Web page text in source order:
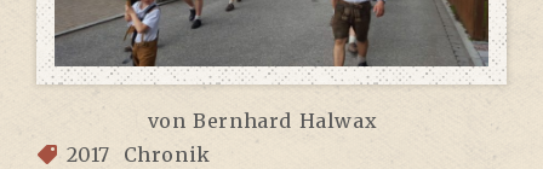
vonBernhard Halwax
2017
Chronik